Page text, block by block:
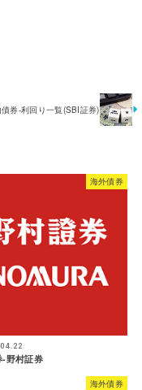
債券-利回り一覧(SBI証券)
海外債券
-野村証券
海外債券